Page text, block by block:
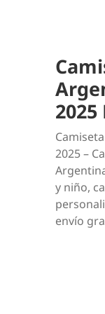
2025 –
y niño,
envío